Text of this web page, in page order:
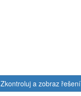
Zkontroluj a zobraz řešení